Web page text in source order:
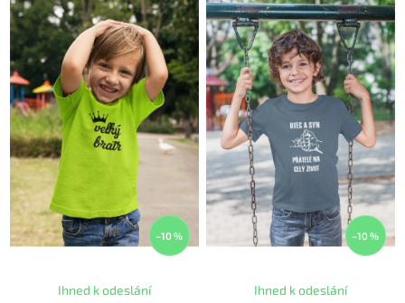
–10 %
Ihned k odeslání
–10 %
Ihned k odeslání